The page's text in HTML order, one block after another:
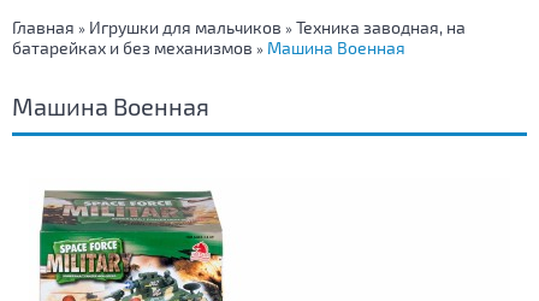
Главная » Игрушки для мальчиков » Техника заводная, на
батарейках и без механизмов » Машина Военная
Машина Военная